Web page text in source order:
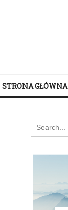
STRONA GŁÓWNA